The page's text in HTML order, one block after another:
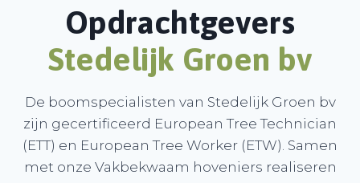
Opdrachtgevers
Stedelijk Groen bv
De boomspecialisten van Stedelijk Groen bv
zijn gecertificeerd European Tree Technician
(ETT) en European Tree Worker (ETW). Samen
met onze Vakbekwaam hoveniers realiseren